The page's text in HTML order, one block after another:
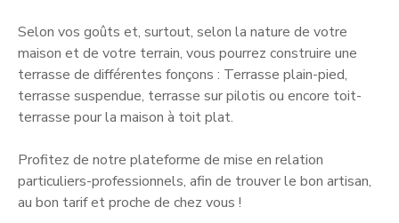
Selon vos goûts et, surtout, selon la nature de votre
maison et de votre terrain, vous pourrez construire une
terrasse de différentes fonçons : Terrasse plain-pied,
terrasse suspendue, terrasse sur pilotis ou encore toit-
terrasse pour la maison à toit plat.
Profitez de notre plateforme de mise en relation
particuliers-professionnels, afin de trouver le bon artisan,
au bon tarif et proche de chez vous !